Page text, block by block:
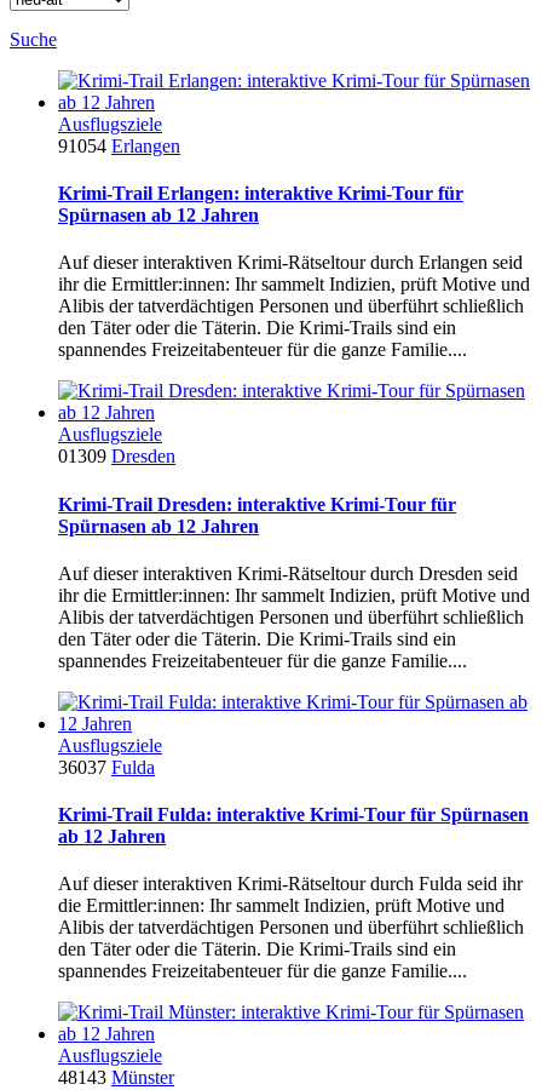
Suche
Ausflugsziele
91054 Erlangen
Krimi-Trail Erlangen: interaktive Krimi-Tour für
Spürnasen ab 12 Jahren
Auf dieser interaktiven Krimi-Rätseltour durch Erlangen seid
ihr die Ermittler:innen: Ihr sammelt Indizien, prüft Motive und
Alibis der tatverdächtigen Personen und überführt schließlich
den Täter oder die Täterin. Die Krimi-Trails sind ein
spannendes Freizeitabenteuer für die ganze Familie....
Ausflugsziele
01309 Dresden
Krimi-Trail Dresden: interaktive Krimi-Tour für
Spürnasen ab 12 Jahren
Auf dieser interaktiven Krimi-Rätseltour durch Dresden seid
ihr die Ermittler:innen: Ihr sammelt Indizien, prüft Motive und
Alibis der tatverdächtigen Personen und überführt schließlich
den Täter oder die Täterin. Die Krimi-Trails sind ein
spannendes Freizeitabenteuer für die ganze Familie....
Ausflugsziele
36037 Fulda
Krimi-Trail Fulda: interaktive Krimi-Tour für Spürnasen
ab 12 Jahren
Auf dieser interaktiven Krimi-Rätseltour durch Fulda seid ihr
die Ermittler:innen: Ihr sammelt Indizien, prüft Motive und
Alibis der tatverdächtigen Personen und überführt schließlich
den Täter oder die Täterin. Die Krimi-Trails sind ein
spannendes Freizeitabenteuer für die ganze Familie....
Ausflugsziele
48143 Münster